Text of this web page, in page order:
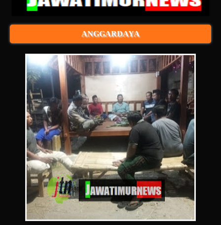
ANGGARDAYA